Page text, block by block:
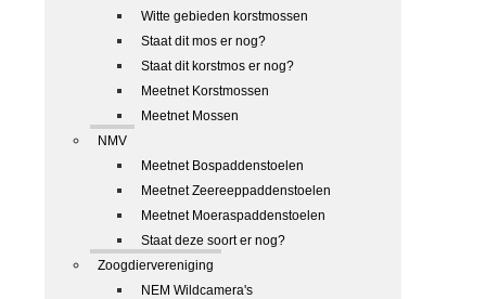
Witte gebieden korstmossen
Staat dit mos er nog?
Staat dit korstmos er nog?
Meetnet Korstmossen
Meetnet Mossen
NMV
Meetnet Bospaddenstoelen
Meetnet Zeereeppaddenstoelen
Meetnet Moeraspaddenstoelen
Staat deze soort er nog?
Zoogdiervereniging
NEM Wildcamera's